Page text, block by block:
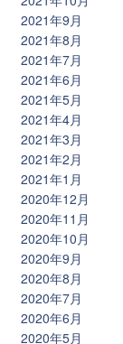
2021年9月
2021年8月
2021年7月
2021年6月
2021年5月
2021年4月
2021年3月
2021年2月
2021年1月
2020年12月
2020年11月
2020年10月
2020年9月
2020年8月
2020年7月
2020年6月
2020年5月